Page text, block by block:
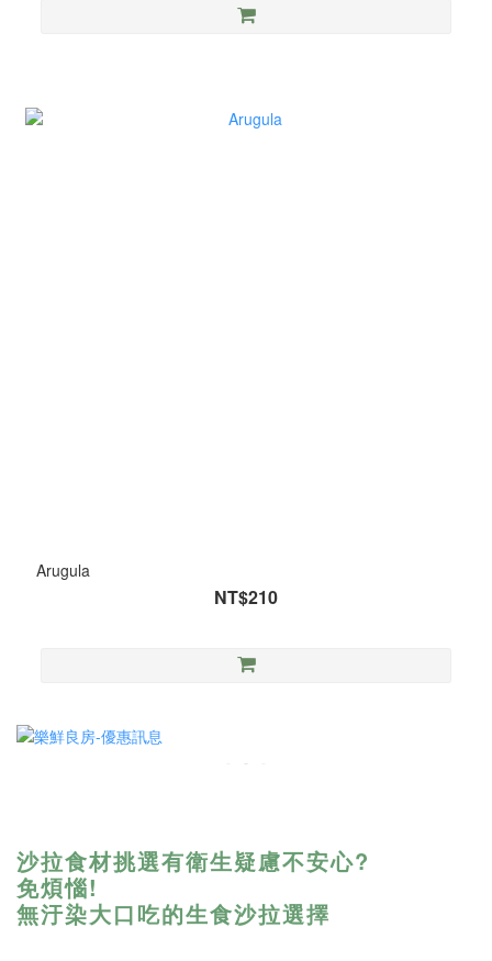
Arugula
NT$210
沙拉食材挑選有衛生疑慮不安心?
免煩惱!
無汙染大口吃的生食沙拉選擇